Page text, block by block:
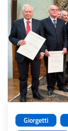
Giorgetti